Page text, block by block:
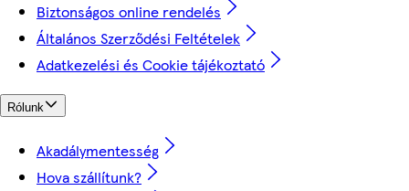
Biztonságos online rendelés
Általános Szerződési Feltételek
Adatkezelési és Cookie tájékoztató
Rólunk
Akadálymentesség
Hova szállítunk?